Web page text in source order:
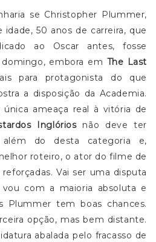
se Christopher Plummer,
50 anos de carreira, que
ao Oscar antes, fosse
embora em The Last
para protagonista do que
a disposição da Academia.
ameaça real à vitória de
Inglóriosnão deve ter
além do desta categoria e,
roteiro, o ator do filme de
Vai ser uma disputa
com a maioria absoluta e
Plummer tem boas chances.
opção, mas bem distante.
abalada pelo fracasso de